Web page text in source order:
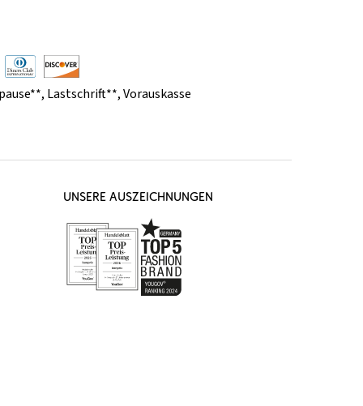
, Lastschrift**,Vorauskasse
UNSERE AUSZEICHNUNGEN